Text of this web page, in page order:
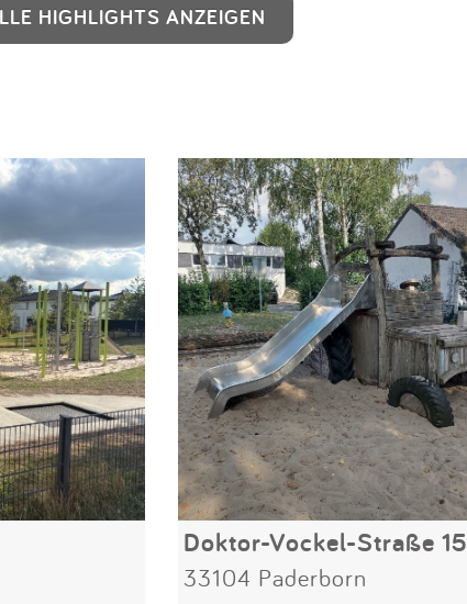
HIGHLIGHTS ANZEIGEN
Doktor-Vockel-Straße 15
33104 Paderborn